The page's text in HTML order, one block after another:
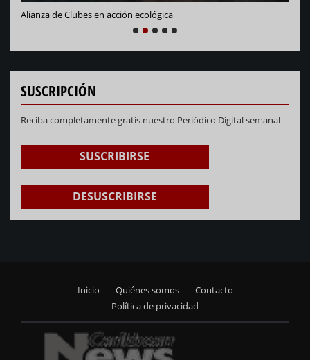
Alianza de Clubes en acción ecológica
PREVIOUS
SUSCRIPCIÓN
Reciba completamente gratis nuestro Periódico Digital semanal
SUSCRIBIRSE
DESUSCRIBIRSE
menu
Inicio Quiénes somos
Contacto
Política de privacidad